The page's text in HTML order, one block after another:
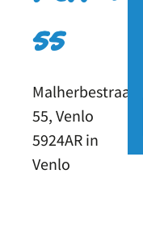
55
Malherbestraat
55, Venlo
5924AR in
Venlo